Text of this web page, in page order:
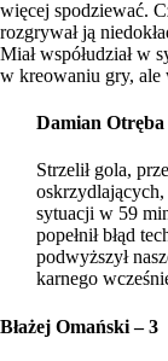
więcej spodziewać.
rozgrywał ją
Miał współudział w
w kreowaniu gry, ale
Damian Otręba
Strzelił gola,
oskrzydlających,
sytuacji w 59
popełnił błąd
podwyższył
karnego
Błażej Omański – 3